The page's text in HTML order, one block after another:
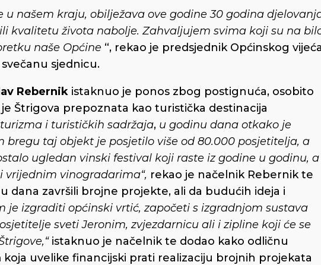
u našem kraju, obilježava ove godine 30 godina
kvalitetu života nabolje. Zahvaljujem svima koji su na
naše Općine “, rekao je predsjednik Općinskog
sjednicu.
Rebernik istaknuo je ponos zbog postignuća, osobito
Štrigova prepoznata kao turistička destinacija
i turističkih sadržaja, u godinu dana otkako je
taj objekt je posjetilo više od 80.000 posjetitelja, a
ugledan vinski festival koji raste iz godine u godinu, a
vinogradarima“, rekao je načelnik Rebernik te
dana završili brojne projekte, ali da budućih ideja i
je izgraditi općinski vrtić, započeti s izgradnjom sustava
sveti Jeronim, zvjezdarnicu ali i zipline koji će se
istaknuo je načelnik te dodao kako odličnu
uvelike financijski prati realizaciju brojnih projekata